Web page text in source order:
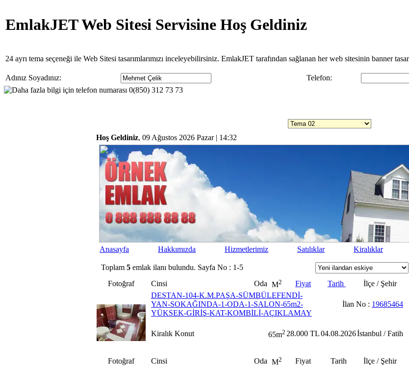
EmlakJET Web Sitesi Servisine Hoş Geldiniz
24 ayrı tema seçeneği ile Web Sitesi tasarımlarımızı inceleyebilirsiniz. EmlakJET tarafından sağlanan her web sitesinin banner
Adınız Soyadınız: Telefon:
Hoş Geldiniz, 09 Ağustos 2026 Pazar | 14:32
Anasayfa Hakkımızda Hizmetlerimiz Satılıklar Kiralıklar
Toplam 5 emlak ilanı bulundu. Sayfa No : 1-5
Fotoğraf
Cinsi Oda M2 Fiyat Tarih
İlçe / Şehir
DESTAN-104-K.M.PAŞA-SÜMBÜLEFENDİ-
YAN-SOKAĞINDA-1-ODA-1-SALON-65m2-
YÜKSEK-GİRİŞ-KAT-KOMBİLİ-AÇIKLAMAY
İlan No : 19685464
Kiralık Konut 65m2 28.000 TL04.08.2026İstanbul / Fatih
Fotoğraf Cinsi Oda M2 Fiyat Tarih
İlçe / Şehir